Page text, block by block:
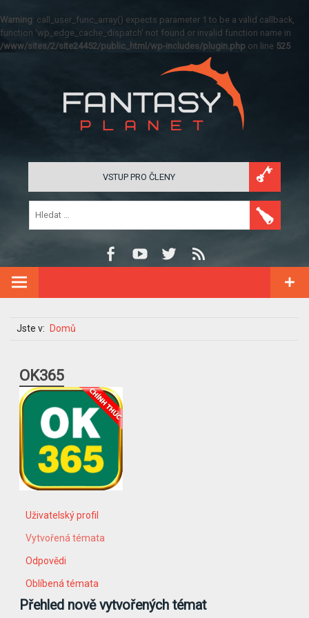
Warning: call_user_func_array() expects parameter 1 to be a valid callback,
function 'wp_edge_cache_dispatch' not found or invalid function name in
/www/sites/2/site24452/public_html/wp-includes/plugin.php on line 525
VSTUP PRO ČLENY
Jste v: Domů
OK365
Uživatelský profil
Vytvořená témata
Odpovědi
Oblíbená témata
Přehled nově vytvořených témat